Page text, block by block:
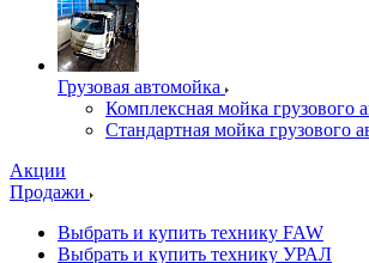
Грузовая автомойка
Комплексная мойка грузового
Стандартная мойка грузового
Акции
Продажи
Выбрать и купить технику FAW
Выбрать и купить технику УРАЛ